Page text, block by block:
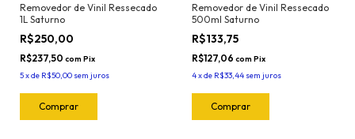
Removedor de Vinil Ressecado
1L Saturno
R$250,00
R$237,50 com Pix
5xde R$50,00 sem juros
Removedor de Vinil Ressecado
500ml Saturno
R$133,75
R$127,06 com Pix
4xde R$33,44 sem juros